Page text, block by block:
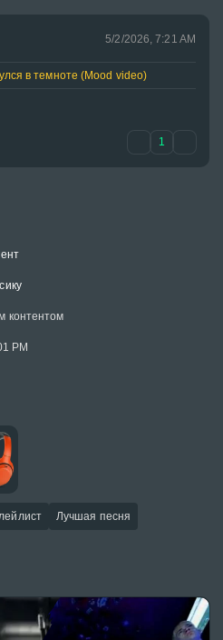
контентом
PM
Лучшая песня
5/2/2026, 7:21 AM
в темноте (Mood video)
1